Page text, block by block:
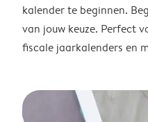
kalender te beginnen.
van jouw keuze. Perfect
fiscale jaarkalenders en